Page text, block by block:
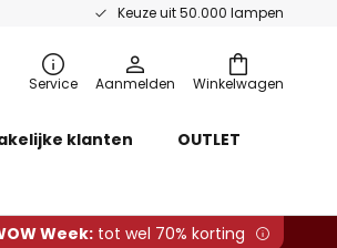
Keuze uit 50.000 lampen
Winkelwagen
Service Aanmelden
klanten OUTLET
Week: tot wel 70% korting